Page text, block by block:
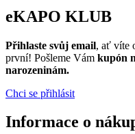
eKAPO KLUB
Přihlaste svůj email, ať víte
první! Pošleme Vám kupón
narozeninám.
Chci se přihlásit
Informace o